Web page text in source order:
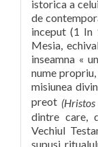
istorica a
de
inceput (1 In
Mesia,
inseamna «
nume
misiunea
preot (Hristos
dintre care,
Vechiul
supusi